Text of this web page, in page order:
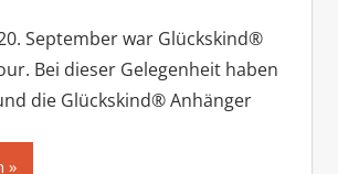
September war Glückskind®
Bei dieser Gelegenheit haben
die Glückskind® Anhänger